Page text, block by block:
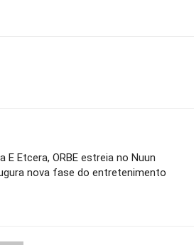
E Etcera, ORBE estreia no Nuun
nova fase do entretenimento